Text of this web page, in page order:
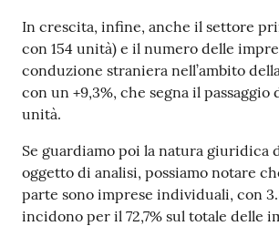
In crescita, infine, anche il settore
con 154 unità) e il numero delle
conduzione straniera nell’ambito
con un +9,3%, che segna il passaggio
unità.
Se guardiamo poi la natura giuridica
oggetto di analisi, possiamo notare
parte sono imprese individuali, con
incidono per il 72,7% sul totale delle